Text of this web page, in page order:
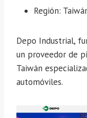
Región:
Depo Industrial,
un proveedor de
Taiwán
automóviles.